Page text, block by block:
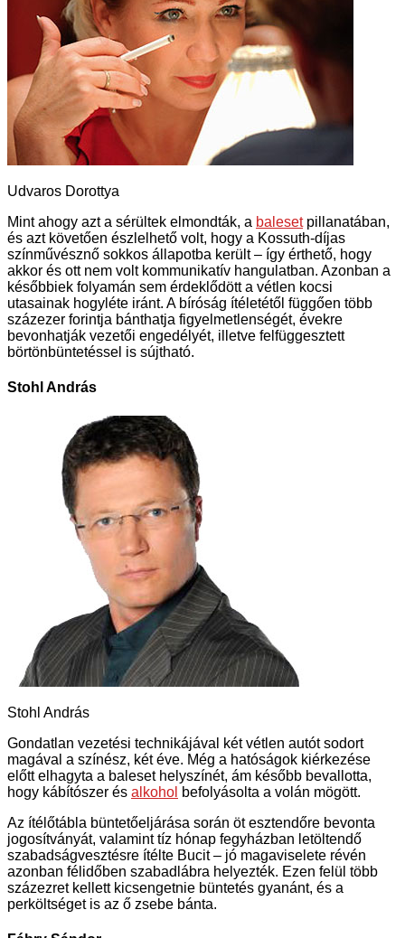
Udvaros Dorottya
Mint ahogy azt a sérültek elmondták, a balesetpillanatában,
és azt követően észlelhető volt, hogy a Kossuth-díjas
színművésznő sokkos állapotba került – így érthető, hogy
akkor és ott nem volt kommunikatív hangulatban. Azonban a
későbbiek folyamán sem érdeklődött a vétlen kocsi
utasainak hogyléte iránt. A bíróság ítéletétől függően több
százezer forintja bánthatja figyelmetlenségét, évekre
bevonhatják vezetői engedélyét, illetve felfüggesztett
börtönbüntetéssel is sújtható.
Stohl András
Stohl András
Gondatlan vezetési technikájával két vétlen autót sodort
magával a színész, két éve. Még a hatóságok kiérkezése
előtt elhagyta a baleset helyszínét, ám később bevallotta,
hogy kábítószer és alkohol befolyásolta a volán mögött.
Az ítélőtábla büntetőeljárása során öt esztendőre bevonta
jogosítványát, valamint tíz hónap fegyházban letöltendő
szabadságvesztésre ítélte Bucit – jó magaviselete révén
azonban félidőben szabadlábra helyezték. Ezen felül több
százezret kellett kicsengetnie büntetés gyanánt, és a
perköltséget is az ő zsebe bánta.